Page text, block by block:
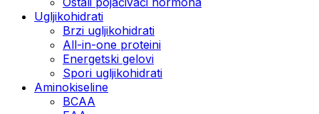
Ugljikohidrati
Brzi ugljikohidrati
All-in-one proteini
Energetski gelovi
Spori ugljikohidrati
Aminokiseline
BCAA